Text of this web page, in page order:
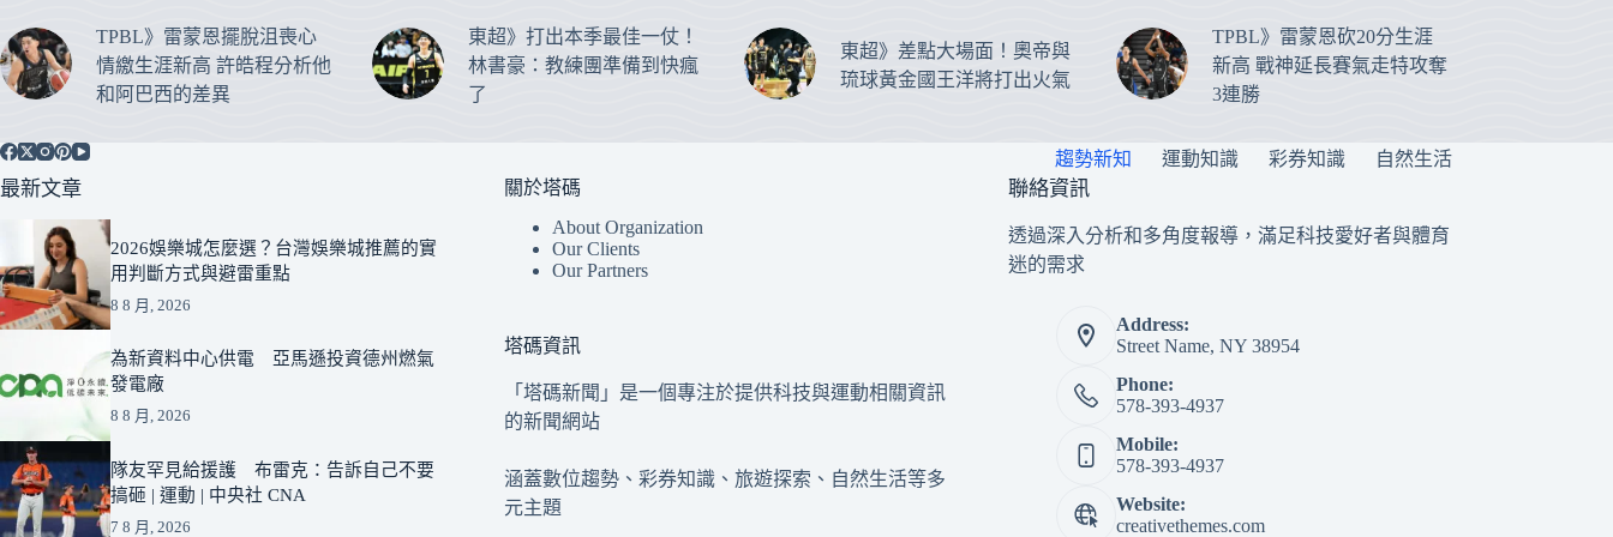
TPBL》雷蒙恩擺脫沮喪心
情繳生涯新高 許皓程分析他
和阿巴西的差異
東超》打出本季最佳一仗！
林書豪：教練團準備到快瘋
了
東超》差點大場面！奧帝與
琉球黃金國王洋將打出火氣
TPBL》雷蒙恩砍20分生涯
新高 戰神延長賽氣走特攻奪
3連勝
趨勢新知 運動知識 彩券知識 自然生活
最新文章
2026娛樂城怎麼選？台灣娛樂城推薦的實
用判斷方式與避雷重點
8 8 月, 2026
為新資料中心供電 亞馬遜投資德州燃氣
發電廠
8 8 月, 2026
隊友罕見給援護 布雷克：告訴自己不要
搞砸 | 運動 | 中央社 CNA
7 8 月, 2026
關於塔碼
About Organization
Our Clients
Our Partners
塔碼資訊
「塔碼新聞」是一個專注於提供科技與運動相關資訊
的新聞網站
涵蓋數位趨勢、彩券知識、旅遊探索、自然生活等多
元主題
聯絡資訊
透過深入分析和多角度報導，滿足科技愛好者與體育
迷的需求
Address:
Street Name, NY 38954
Phone:
578-393-4937
Mobile:
578-393-4937
Website:
creativethemes.com